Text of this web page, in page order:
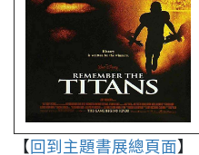
【回到主題書展總頁面】